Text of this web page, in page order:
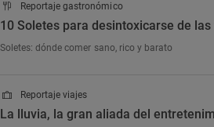
Reportaje gastronómico
10 Soletes para desintoxicarse de
Soletes: dónde comer sano, rico y barato
Reportaje viajes
La lluvia, la gran aliada del